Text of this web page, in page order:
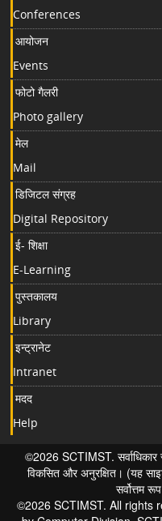
Conferences
आयोजन
Events
फोटो गैलरी
Photo gallery
मेल
Mail
डिजिटल संग्रह
Digital Repository
ई- शिक्षा
E-Learning
पुस्तकालय
Library
इन्ट्रानेट
Intranet
मदद
Help
©2026 SCTIMST. सर्वाधिकार
विकसित और अनुरक्षित। (यह
सर्वोत्तम
©2026 SCTIMST. All rights